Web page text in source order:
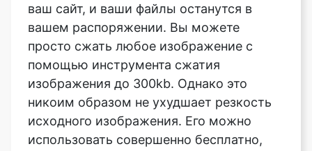
помощью инструмента сжатия
изображения до 300kb. Однако это
никоим образом не ухудшает резкость
исходного изображения. Его можно
использовать совершенно бесплатно,
доступ к нему возможен с любого
компьютера или мобильного
устройства.